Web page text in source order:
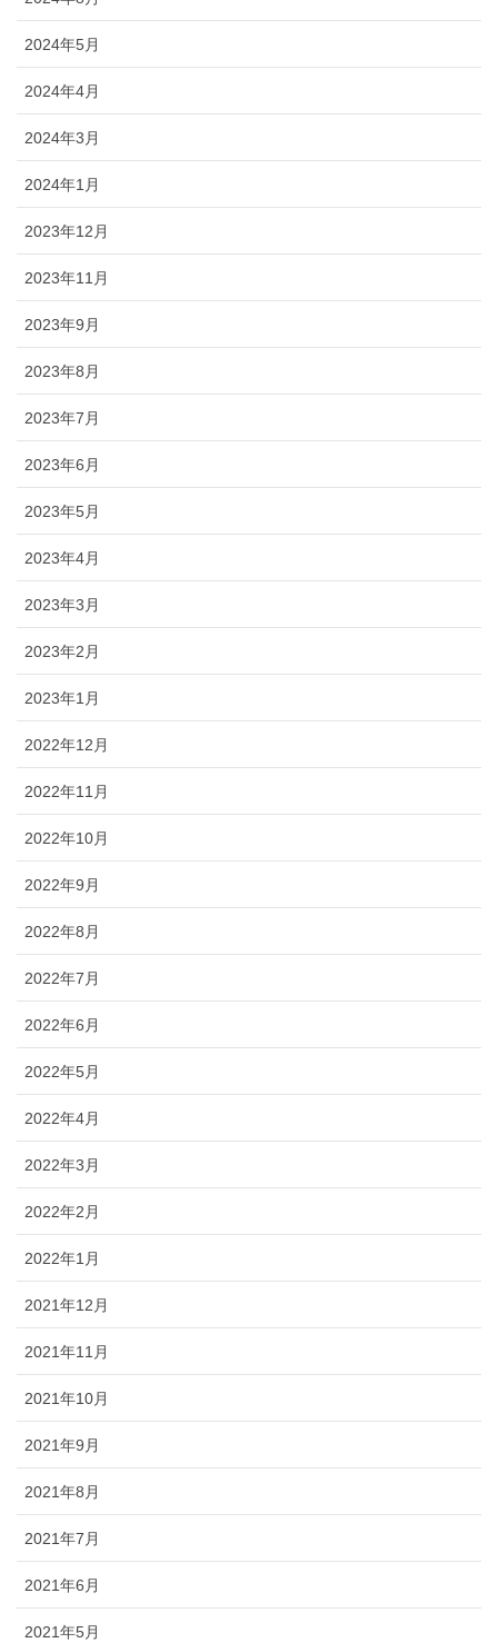
2024年5月
2024年4月
2024年3月
2024年1月
2023年12月
2023年11月
2023年9月
2023年8月
2023年7月
2023年6月
2023年5月
2023年4月
2023年3月
2023年2月
2023年1月
2022年12月
2022年11月
2022年10月
2022年9月
2022年8月
2022年7月
2022年6月
2022年5月
2022年4月
2022年3月
2022年2月
2022年1月
2021年12月
2021年11月
2021年10月
2021年9月
2021年8月
2021年7月
2021年6月
2021年5月